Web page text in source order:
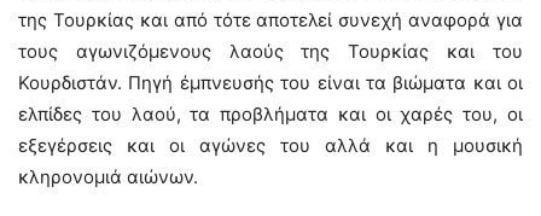
της Τουρκίας και από τότε αποτελεί συνεχή αναφορά για
τους αγωνιζόμενους λαούς της Τουρκίας και του
Κουρδιστάν. Πηγή έμπνευσής του είναι τα βιώματα και οι
ελπίδες του λαού, τα προβλήματα και οι χαρές του, οι
εξεγέρσεις και οι αγώνες του αλλά και η μουσική
κληρονομιά αιώνων.